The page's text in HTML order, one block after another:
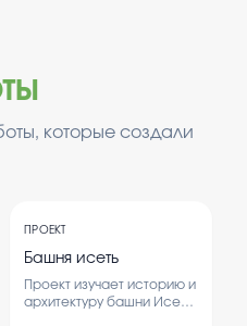
которые создали
ПРОЕКТ
Башня исеть
Проект изучает историю и
архитектуру башни Исеть,